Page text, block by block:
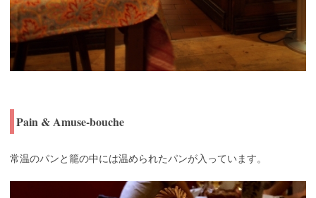
Pain & Amuse-bouche
常温のパンと籠の中には温められたパンが入っています。